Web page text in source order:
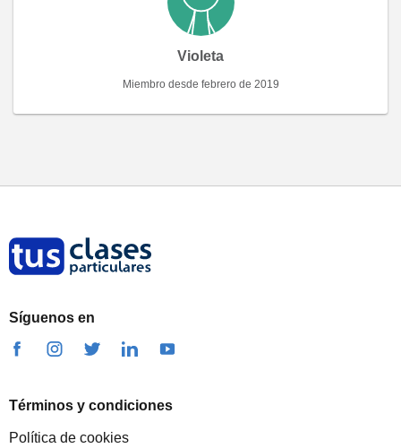
Violeta
Miembro desde febrero de 2019
Síguenos en
Términos y condiciones
Política de cookies